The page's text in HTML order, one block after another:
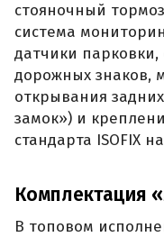
стояночный
система
датчики парковки,
дорожных знаков,
открывания
замок») и
стандарта ISOFIX
Комплектация
В топовом